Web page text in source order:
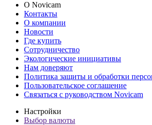
О Novicam
Контакты
О компании
Новости
Где купить
Сотрудничество
Экологические инициативы
Нам доверяют
Политика защиты и обработки
Пользовательское соглашение
Связаться с руководством Novicam
Настройки
Выбор валюты